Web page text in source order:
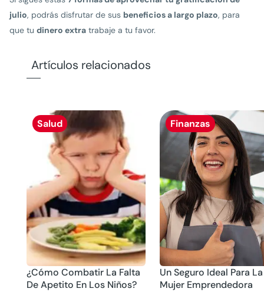
julio, podrás disfrutar de sus beneficios a largo plazo, para
que tu dinero extra trabaje a tu favor.
Artículos relacionados
Salud
¿Cómo Combatir La Falta
De Apetito En Los Niños?
Finanzas
Un Seguro Ideal Para La
Mujer Emprendedora